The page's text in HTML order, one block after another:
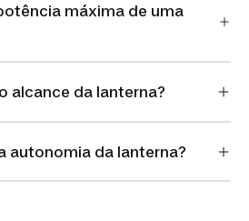
máxima de uma
alcance da lanterna?
autonomia da lanterna?